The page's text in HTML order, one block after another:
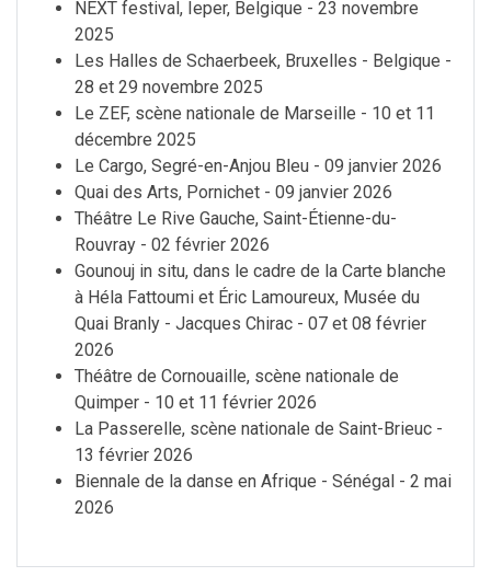
NEXT festival, Ieper, Belgique - 23 novembre
2025
Les Halles de Schaerbeek, Bruxelles - Belgique -
28 et 29 novembre 2025
Le ZEF, scène nationale de Marseille - 10 et 11
décembre 2025
Le Cargo, Segré-en-Anjou Bleu - 09 janvier 2026
Quai des Arts, Pornichet - 09 janvier 2026
Théâtre Le Rive Gauche, Saint-Étienne-du-
Rouvray - 02 février 2026
Gounouj in situ, dans le cadre de la Carte blanche
à Héla Fattoumi et Éric Lamoureux, Musée du
Quai Branly - Jacques Chirac - 07 et 08 février
2026
Théâtre de Cornouaille, scène nationale de
Quimper - 10 et 11 février 2026
La Passerelle, scène nationale de Saint-Brieuc -
13 février 2026
Biennale de la danse en Afrique - Sénégal - 2 mai
2026